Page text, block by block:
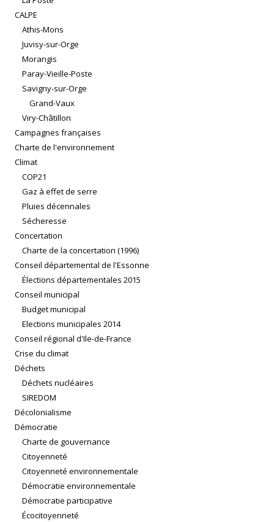
CALPE
Athis-Mons
Juvisy-sur-Orge
Morangis
Paray-Vieille-Poste
Savigny-sur-Orge
Grand-Vaux
Viry-Châtillon
Campagnes françaises
Charte de l'environnement
Climat
COP21
Gaz à effet de serre
Pluies décennales
Sécheresse
Concertation
Charte de la concertation (1996)
Conseil départemental de l'Essonne
Élections départementales 2015
Conseil municipal
Budget municipal
Elections municipales 2014
Conseil régional d'Ile-de-France
Crise du climat
Déchets
Déchets nucléaires
SIREDOM
Décolonialisme
Démocratie
Charte de gouvernance
Citoyenneté
Citoyenneté environnementale
Démocratie environnementale
Démocratie participative
Écocitoyenneté